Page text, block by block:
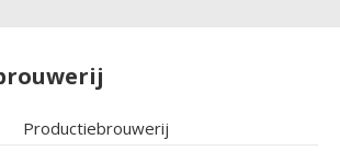
Productiebrouwerij